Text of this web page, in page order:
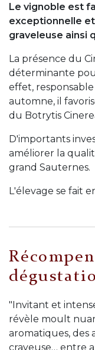
Le vignoble est
exceptionnelle
graveleuse ainsi
La présence du
déterminante
effet,
automne, il
du Botrytis
D'importants
améliorer la
grand Sauternes.
L'élevage se fait
"Invitant et
révèle moult
aromatiques, des
crayeuse… entre